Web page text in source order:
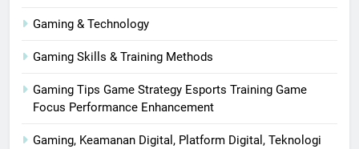
Gaming & Technology
Gaming Skills & Training Methods
Gaming Tips Game Strategy Esports Training Game
Focus Performance Enhancement
Gaming, Keamanan Digital, Platform Digital, Teknologi